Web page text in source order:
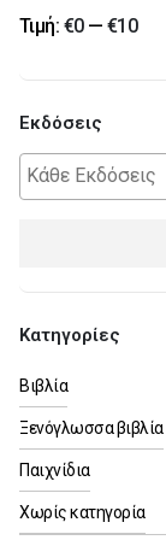
Ελάχιστη
τιμή
Μέγιστη
τιμή
Τιμή: €0— €10
Εκδόσεις
Κατηγορίες
Βιβλία
Ξενόγλωσσα βιβλία
Παιχνίδια
Χωρίς κατηγορία